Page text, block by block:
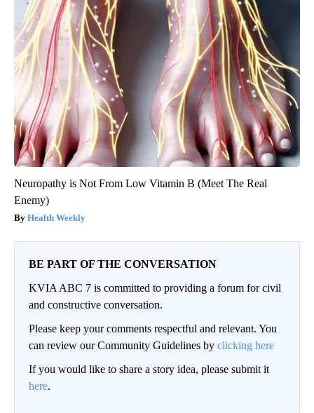
Neuropathy is Not From Low Vitamin B (Meet The Real
Enemy)
Health Weekly
BE PART OF THE CONVERSATION
KVIA ABC 7 is committed to providing a forum for civil
and constructive conversation.
Please keep your comments respectful and relevant. You
can review our Community Guidelines by clicking here
If you would like to share a story idea, please submit it
here.